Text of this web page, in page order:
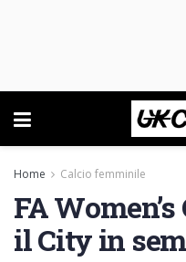
Home Calcio femminile
FA
il City in